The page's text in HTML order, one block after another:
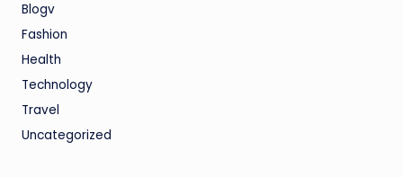
Blogv
Fashion
Health
Technology
Travel
Uncategorized